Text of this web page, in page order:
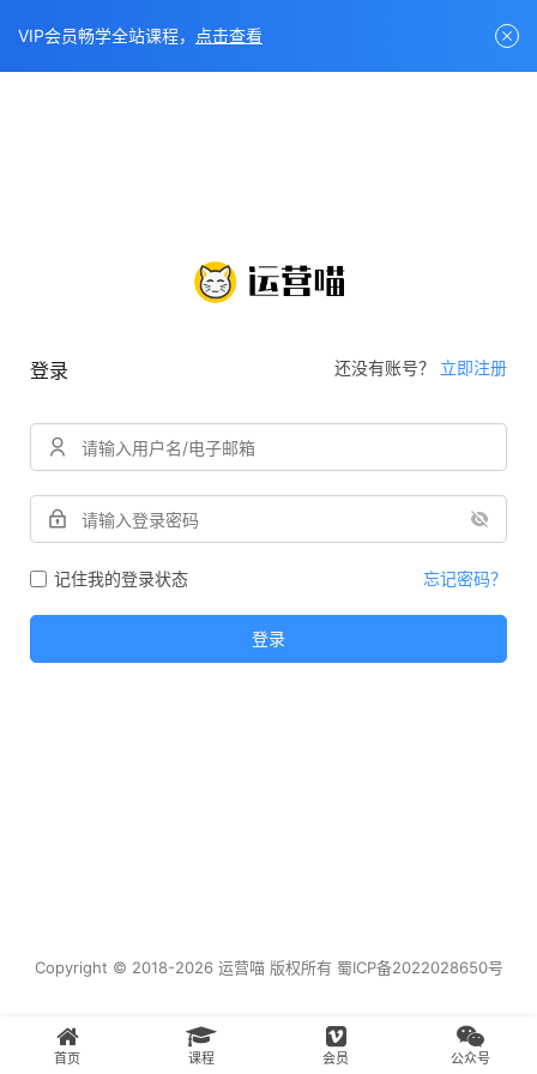
登录 还没有账号？ 立即注册
记住我的登录状态 忘记密码？
登录
Copyright © 2018-2026 运营喵 版权所有 蜀ICP备2022028650号
首页 课程 会员 公众号
VIP会员畅学全站课程， 点击查看